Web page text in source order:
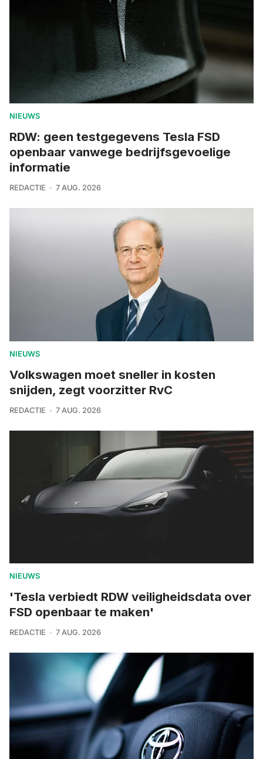
NIEUWS
RDW: geen testgegevens Tesla FSD
openbaar vanwege bedrijfsgevoelige
informatie
REDACTIE 7 AUG. 2026
NIEUWS
Volkswagen moet sneller in kosten
snijden, zegt voorzitter RvC
REDACTIE 7 AUG. 2026
NIEUWS
'Tesla verbiedt RDW veiligheidsdata over
FSD openbaar te maken'
REDACTIE 7 AUG. 2026